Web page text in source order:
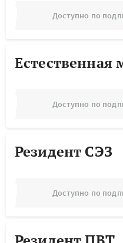
Доступно по
Естественная
Доступно по
Резидент СЭЗ
Доступно по